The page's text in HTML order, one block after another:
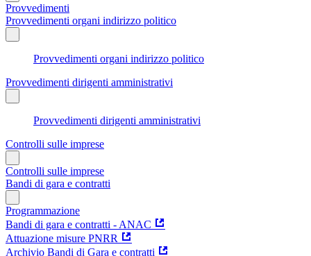
Provvedimenti
Provvedimenti organi indirizzo politico
Provvedimenti organi indirizzo politico
Provvedimenti dirigenti amministrativi
Provvedimenti dirigenti amministrativi
Controlli sulle imprese
Controlli sulle imprese
Bandi di gara e contratti
Programmazione
Bandi di gara e contratti - ANAC
Attuazione misure PNRR
Archivio Bandi di Gara e contratti